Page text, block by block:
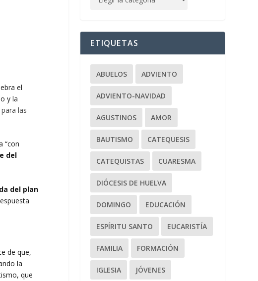
el
y la
las
“con
del
del plan
de que,
la
que
ETIQUETAS
ABUELOS ADVIENTO
ADVIENTO-NAVIDAD
AGUSTINOS AMOR
BAUTISMO CATEQUESIS
CATEQUISTAS CUARESMA
DIÓCESIS DE HUELVA
DOMINGO EDUCACIÓN
ESPÍRITU SANTO EUCARISTÍA
FAMILIA FORMACIÓN
IGLESIA JÓVENES